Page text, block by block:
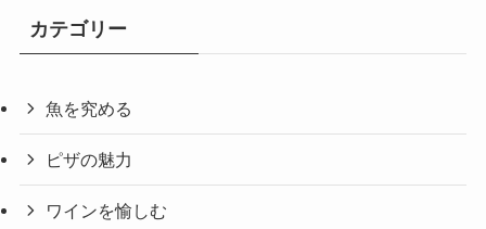
カテゴリー
魚を究める
ピザの魅力
ワインを愉しむ